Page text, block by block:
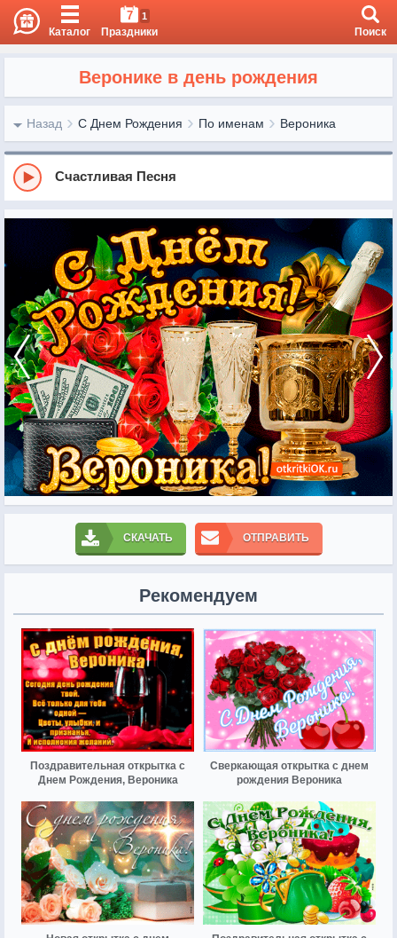
Каталог
7 1
Праздники Поиск
Веронике в день рождения
Назад С Днем Рождения По именам Вероника
Счастливая Песня
СКАЧАТЬ ОТПРАВИТЬ
Рекомендуем
Поздравительная открытка с
Днем Рождения, Вероника
Сверкающая открытка с днем
рождения Вероника